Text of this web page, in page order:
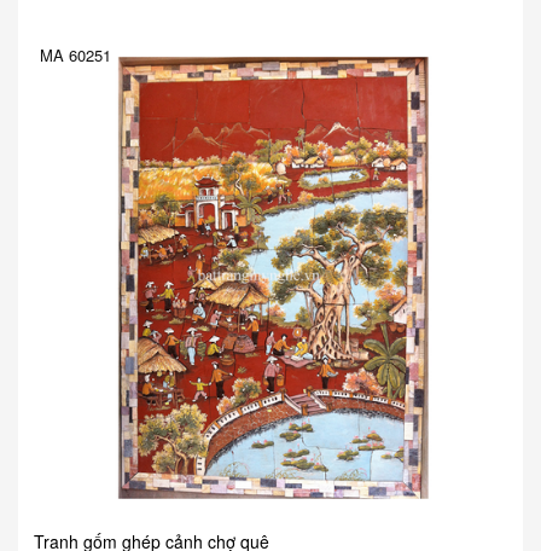
MA 60251
Tranh gốm ghép cảnh chợ quê